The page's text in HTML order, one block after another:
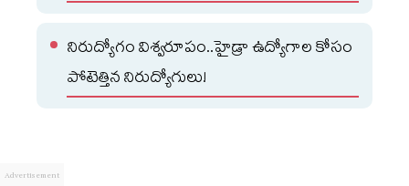
నిరుద్యోగం విశ్వరూపం..హైడ్రా ఉద్యోగాల కోసం
పోటెత్తిన నిరుద్యోగులు!